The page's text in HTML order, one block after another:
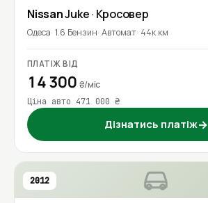
NissanJuke· Кросовер
Одеса 1.6 Бензин Автомат 44к км
ПЛАТІЖ ВІД
14 300 ₴/міс
Ціна авто 471 000 ₴
Дізнатись платіж→
2012